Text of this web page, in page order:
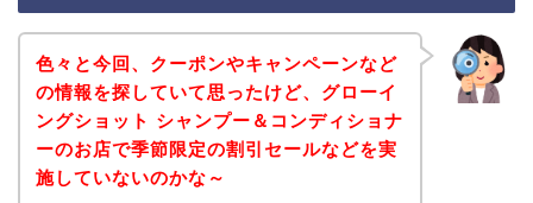
色々と今回、クーポンやキャンペーンなど
の情報を探していて思ったけど、グローイ
ングショット シャンプー＆コンディショナ
ーのお店で季節限定の割引セールなどを実
施していないのかな～